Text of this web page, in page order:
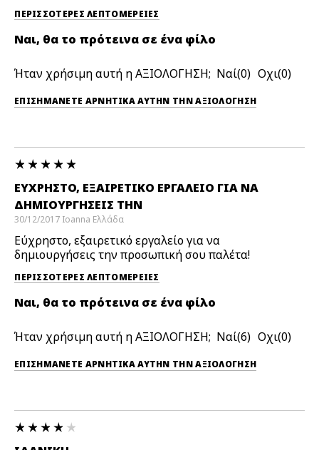
ΠΕΡΙΣΣΌΤΕΡΕΣ ΛΕΠΤΟΜΈΡΕΙΕΣ
Ναι, θα το πρότεινα σε ένα φίλο
Ήταν χρήσιμη αυτή η ΑΞΙΟΛΟΓΗΣΗ; 0 0
ΕΠΙΣΗΜΆΝΕΤΕ ΑΡΝΗΤΙΚΆ ΑΥΤΉΝ ΤΗΝ ΑΞΙΟΛΟΓΗΣΗ
ΕΎΧΡΗΣΤΟ, ΕΞΑΙΡΕΤΙΚΌ ΕΡΓΑΛΕΊΟ ΓΙΑ ΝΑ
ΔΗΜΙΟΥΡΓΉΣΕΙΣ ΤΗΝ
30/12/2017 Ioanna Ελλάδα
Εύχρηστο, εξαιρετικό εργαλείο για να
δημιουργήσεις την προσωπική σου παλέτα!
ΠΕΡΙΣΣΌΤΕΡΕΣ ΛΕΠΤΟΜΈΡΕΙΕΣ
Ναι, θα το πρότεινα σε ένα φίλο
Ήταν χρήσιμη αυτή η ΑΞΙΟΛΟΓΗΣΗ; 6 0
ΕΠΙΣΗΜΆΝΕΤΕ ΑΡΝΗΤΙΚΆ ΑΥΤΉΝ ΤΗΝ ΑΞΙΟΛΟΓΗΣΗ